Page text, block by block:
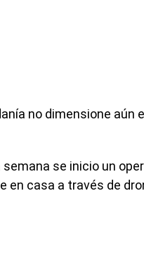
no dimensione aún
se inicio un
en casa a través de